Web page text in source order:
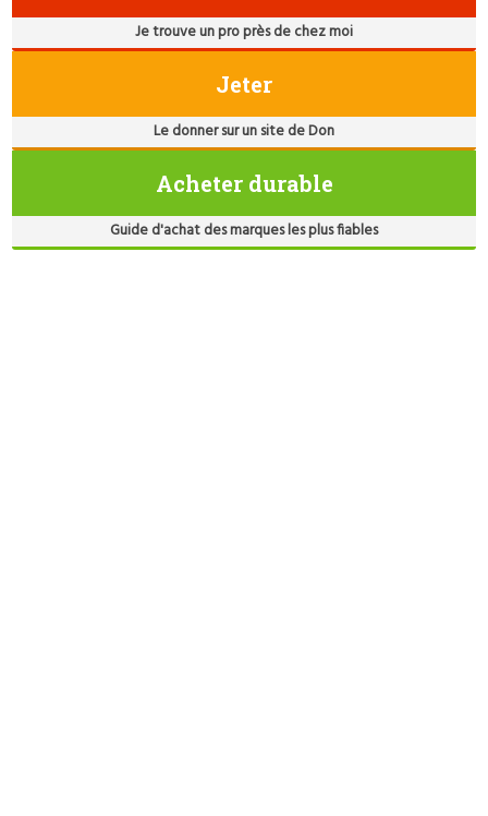
Je trouve un pro près de chez moi
Jeter
Le donner sur un site de Don
Acheter durable
Guide d'achat des marques les plus fiables